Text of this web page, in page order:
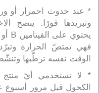
* عند حدوث احمرار أو
وتبريدها فورًا. ينصح
فهي تمتصّ الحرارة
الوقت نفسه ترطّبها
* لا تستخدمي أيّ
الكحول قبل مرور أسبوع